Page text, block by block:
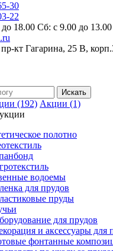
30
22
18.00 Сб: с 9.00 до 13.00
кт Гагарина, 25 В,
(192) Акции (1)
полотно
водоемы
для прудов
пруды
для прудов
и аксессуары для
фонтанные